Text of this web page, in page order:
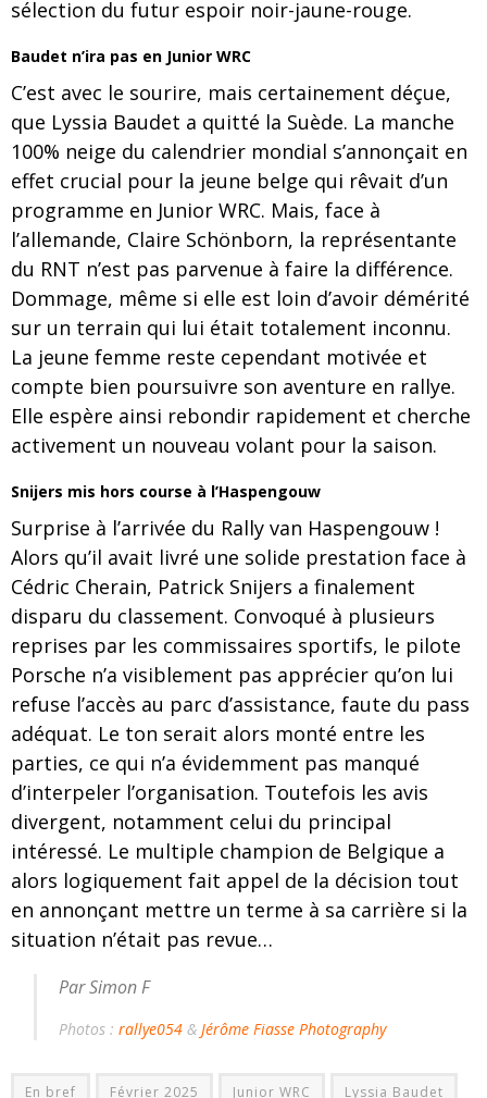
sélection du futur espoir noir-jaune-rouge.
Baudet n’ira pas en Junior WRC
C’est avec le sourire, mais certainement déçue,
que Lyssia Baudet a quitté la Suède. La manche
100% neige du calendrier mondial s’annonçait en
effet crucial pour la jeune belge qui rêvait d’un
programme en Junior WRC. Mais, face à
l’allemande, Claire Schönborn, la représentante
du RNT n’est pas parvenue à faire la différence.
Dommage, même si elle est loin d’avoir démérité
sur un terrain qui lui était totalement inconnu.
La jeune femme reste cependant motivée et
compte bien poursuivre son aventure en rallye.
Elle espère ainsi rebondir rapidement et cherche
activement un nouveau volant pour la saison.
Snijers mis hors course à l’Haspengouw
Surprise à l’arrivée du Rally van Haspengouw !
Alors qu’il avait livré une solide prestation face à
Cédric Cherain, Patrick Snijers a finalement
disparu du classement. Convoqué à plusieurs
reprises par les commissaires sportifs, le pilote
Porsche n’a visiblement pas apprécier qu’on lui
refuse l’accès au parc d’assistance, faute du pass
adéquat. Le ton serait alors monté entre les
parties, ce qui n’a évidemment pas manqué
d’interpeler l’organisation. Toutefois les avis
divergent, notamment celui du principal
intéressé. Le multiple champion de Belgique a
alors logiquement fait appel de la décision tout
en annonçant mettre un terme à sa carrière si la
situation n’était pas revue…
Par Simon F
Photos :rallye054 & Jérôme Fiasse Photography
En bref Février 2025 Junior WRC Lyssia Baudet